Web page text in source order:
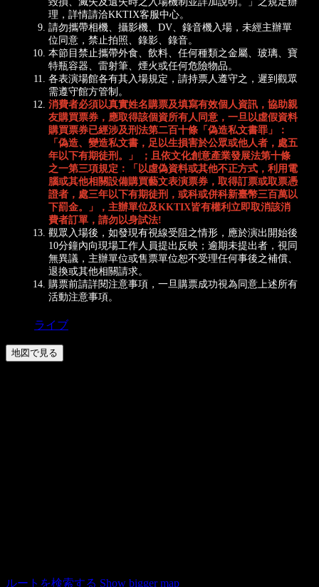
理，詳情請洽KKTIX客服中心。
請勿攜帶相機、攝影機、DV、錄音機入場，未經主辦單
位同意，禁止拍照、錄影、錄音。
本節目禁止攜帶外食、飲料、任何種類之金屬、玻璃、寶
特瓶容器、雷射筆、煙火或任何危險物品。
各表演場館各有其入場規定，請持票人遵守之，遲到觀眾
需遵守館方管制。
消費者必須以真實姓名購票及填寫有效個人資訊，協助親
友購買票券，應取得該個資所有人同意，一旦以虛假資料
購買票券已經涉及刑法第二百十條「偽造私文書罪」：
「偽造、變造私文書，足以生損害於公眾或他人者，處五
年以下有期徒刑。」 ；且依文化創意產業發展法第十條
之一第三項規定：「以虛偽資料或其他不正方式，利用電
腦或其他相關設備購買藝文表演票券，取得訂票或取票憑
證者，處三年以下有期徒刑，或科或併科新臺幣三百萬以
下罰金。」，主辦單位及KKTIX皆有權利立即取消該消
費者訂單，請勿以身試法!
觀眾入場後，如發現有視線受阻之情形，應於演出開始後
10分鐘內向現場工作人員提出反映；逾期未提出者，視同
無異議，主辦單位或售票單位恕不受理任何事後之補償、
退換或其他相關請求。
購票前請詳閱注意事項，一旦購票成功視為同意上述所有
活動注意事項。
ライブ
地図で見る
ルートを検索する Show bigger map